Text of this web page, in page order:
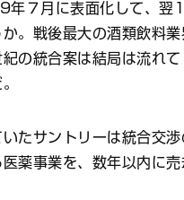
７月に表面化して、翌
。戦後最大の酒類飲料
の統合案は結局は流れ
たサントリーは統合交
薬事業を、数年以内に売